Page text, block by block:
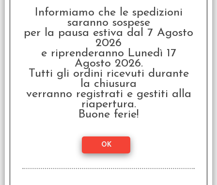
Unlock! SA Short
Adventures - La Via
della Katana
€ 6,99
€5,59
Informiamo che le spedizioni
saranno sospese
per la pausa estiva dal 7 Agosto
2026
e riprenderanno Lunedì 17
Agosto 2026.
Tutti gli ordini ricevuti durante
la chiusura
verranno registrati e gestiti alla
riapertura.
Buone ferie!